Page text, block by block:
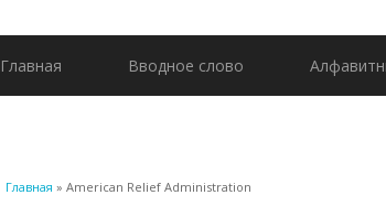
Главная Вводное слово
Вы здесь
Главная » American Relief Administration